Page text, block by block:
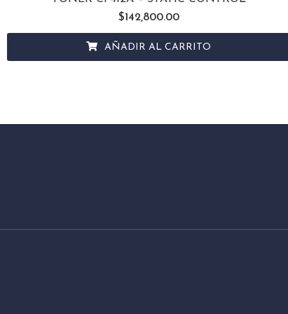
$142,800.00
AÑADIR AL CARRITO